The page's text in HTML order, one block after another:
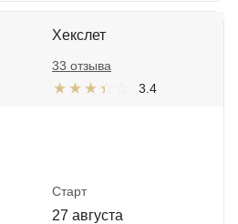
Хекслет
3.4
33 отзыва
Старт
27 августа